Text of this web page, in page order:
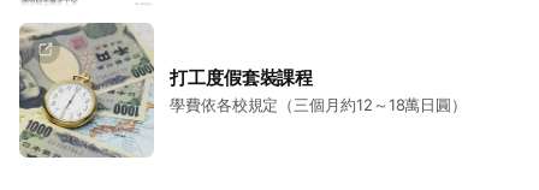
打工度假套裝課程
學費依各校規定（三個月約12～18萬日圓）